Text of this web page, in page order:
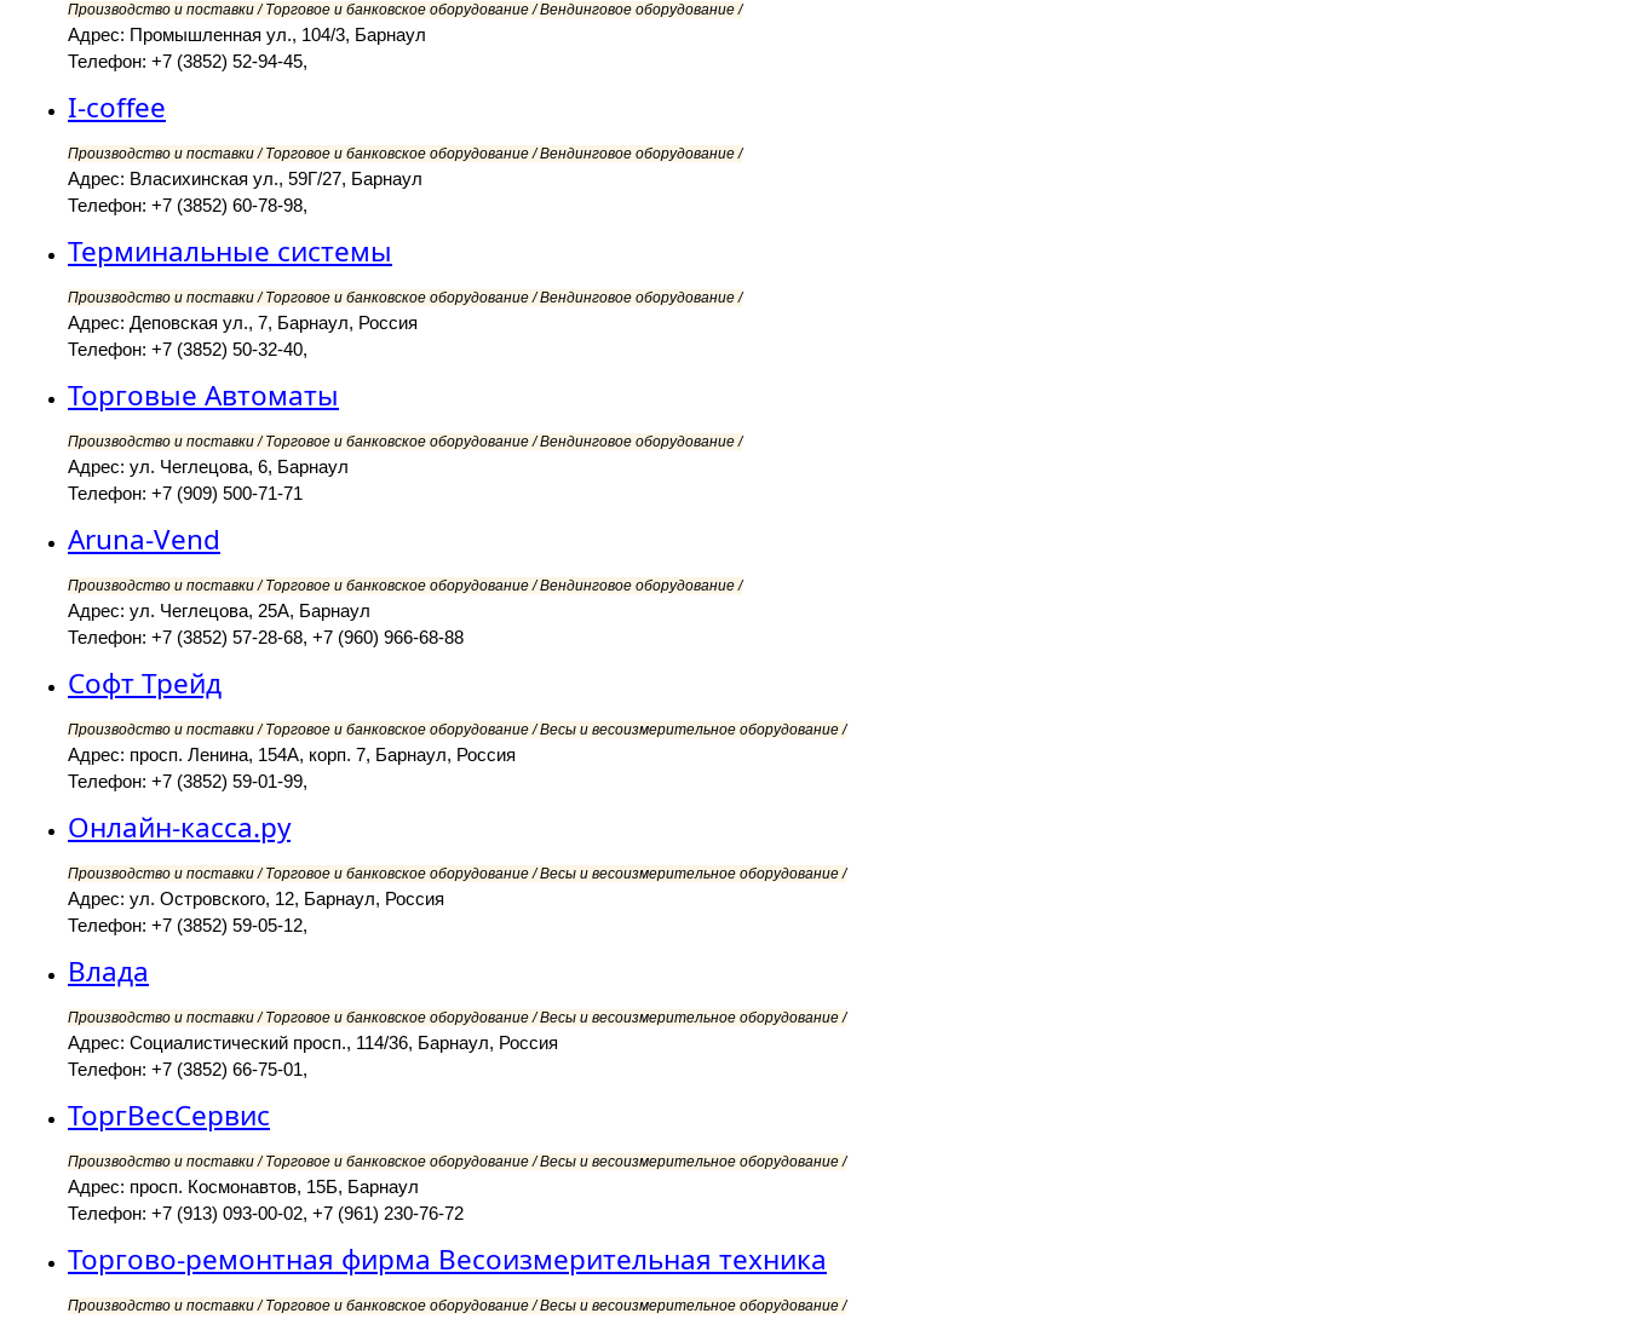
Производство и поставки / Торговое и банковское оборудование / Вендинговое оборудование /
Адрес: Промышленная ул., 104/3, Барнаул
Телефон: +7 (3852) 52-94-45,
I-coffee
Производство и поставки / Торговое и банковское оборудование / Вендинговое оборудование /
Адрес: Власихинская ул., 59Г/27, Барнаул
Телефон: +7 (3852) 60-78-98,
Терминальные системы
Производство и поставки / Торговое и банковское оборудование / Вендинговое оборудование /
Адрес: Деповская ул., 7, Барнаул, Россия
Телефон: +7 (3852) 50-32-40,
Торговые Автоматы
Производство и поставки / Торговое и банковское оборудование / Вендинговое оборудование /
Адрес: ул. Чеглецова, 6, Барнаул
Телефон: +7 (909) 500-71-71
Aruna-Vend
Производство и поставки / Торговое и банковское оборудование / Вендинговое оборудование /
Адрес: ул. Чеглецова, 25А, Барнаул
Телефон: +7 (3852) 57-28-68, +7 (960) 966-68-88
Софт Трейд
Производство и поставки / Торговое и банковское оборудование / Весы и весоизмерительное оборудование /
Адрес: просп. Ленина, 154А, корп. 7, Барнаул, Россия
Телефон: +7 (3852) 59-01-99,
Онлайн-касса.ру
Производство и поставки / Торговое и банковское оборудование / Весы и весоизмерительное оборудование /
Адрес: ул. Островского, 12, Барнаул, Россия
Телефон: +7 (3852) 59-05-12,
Влада
Производство и поставки / Торговое и банковское оборудование / Весы и весоизмерительное оборудование /
Адрес: Социалистический просп., 114/36, Барнаул, Россия
Телефон: +7 (3852) 66-75-01,
ТоргВесСервис
Производство и поставки / Торговое и банковское оборудование / Весы и весоизмерительное оборудование /
Адрес: просп. Космонавтов, 15Б, Барнаул
Телефон: +7 (913) 093-00-02, +7 (961) 230-76-72
Торгово-ремонтная фирма Весоизмерительная техника
Производство и поставки / Торговое и банковское оборудование / Весы и весоизмерительное оборудование /